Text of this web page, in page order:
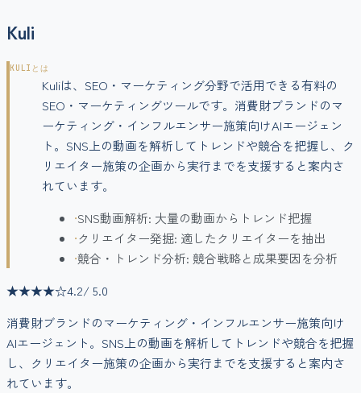
Kuli
KULI とは
Kuliは、SEO・マーケティング分野で活用できる有料の
SEO・マーケティングツールです。消費財ブランドのマ
ーケティング・インフルエンサー施策向けAIエージェン
ト。SNS上の動画を解析してトレンドや競合を把握し、ク
リエイター施策の企画から実行までを支援すると案内さ
れています。
•SNS動画解析: 大量の動画からトレンド把握
•クリエイター発掘: 適したクリエイターを抽出
•競合・トレンド分析: 競合戦略と成果要因を分析
★★★★☆4.2/ 5.0
消費財ブランドのマーケティング・インフルエンサー施策向け
AIエージェント。SNS上の動画を解析してトレンドや競合を把握
し、クリエイター施策の企画から実行までを支援すると案内さ
れています。